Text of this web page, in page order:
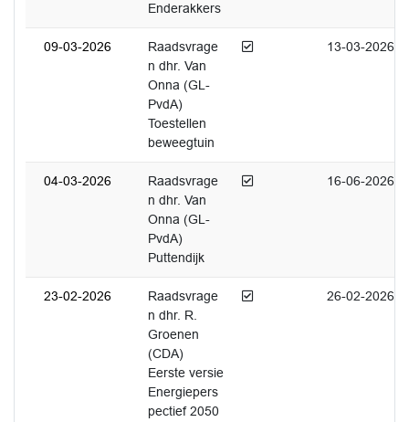
Enderakkers
09-03-2026
Raadsvrage
n dhr. Van
Onna (GL-
PvdA)
Toestellen
beweegtuin
Afgedaan 13-03-2026
04-03-2026
Raadsvrage
n dhr. Van
Onna (GL-
PvdA)
Puttendijk
Afgedaan 16-06-2026
23-02-2026
Raadsvrage
n dhr. R.
Groenen
(CDA)
Eerste versie
Energiepers
pectief 2050
Afgedaan 26-02-2026